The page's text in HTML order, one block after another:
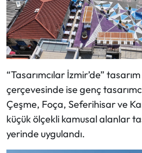
“Tasarımcılar İzmir’de”
çerçevesinde ise genç
Çeşme, Foça, Seferihisar ve
küçük ölçekli kamusal alanlar
yerinde uygulandı.